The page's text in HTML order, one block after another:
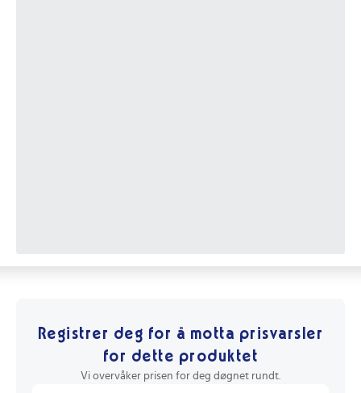
Registrer deg for å motta prisvarsler
for dette produktet
Vi overvåker prisen for deg døgnet rundt.